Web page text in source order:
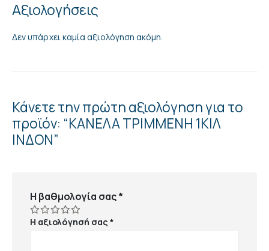
Αξιολογήσεις
Δεν υπάρχει καμία αξιολόγηση ακόμη.
Κάνετε την πρώτη αξιολόγηση για το
προϊόν: “ΚΑΝΕΛΑ ΤΡΙΜΜΕΝΗ 1ΚΙΛ
ΙΝΔΟΝ”
Η βαθμολογία σας*
Η αξιολόγησή σας*